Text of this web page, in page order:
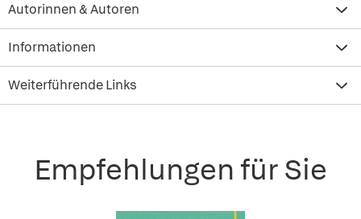
Autorinnen & Autoren
Informationen
Weiterführende Links
Empfehlungen für Sie